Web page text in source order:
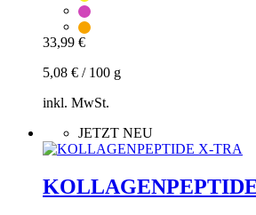
33,99 €
5,08 € / 100 g
inkl. MwSt.
Zum
Warenkorb
Dieses
Produkt
JETZT NEU